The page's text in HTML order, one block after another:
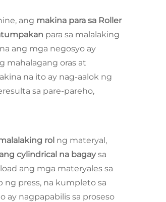
ang makina para sa Roller
para sa malalaking
ang mga negosyo ay
mahalagang oras at
na ito ay nag-aalok ng
sa pare-pareho,
rol ng materyal,
cylindrical na bagaysa
ang mga materyales sa
ng press, na kumpleto sa
ay nagpapabilis sa proseso